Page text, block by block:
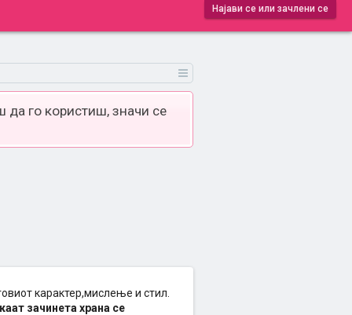
Најави се или зачлени се
да го користиш, значи се
карактер,мислење и стил.
зачинета храна се